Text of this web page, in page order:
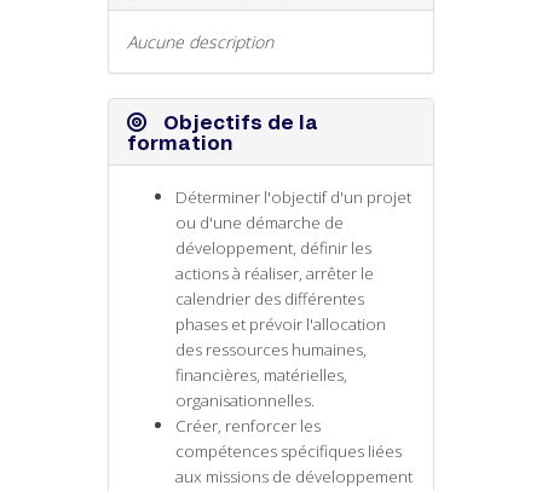
Aucune description
Objectifs de la
formation
Déterminer l'objectif d'un projet
ou d'une démarche de
développement, définir les
actions à réaliser, arrêter le
calendrier des différentes
phases et prévoir l'allocation
des ressources humaines,
financières, matérielles,
organisationnelles.
Créer, renforcer les
compétences spécifiques liées
aux missions de développement